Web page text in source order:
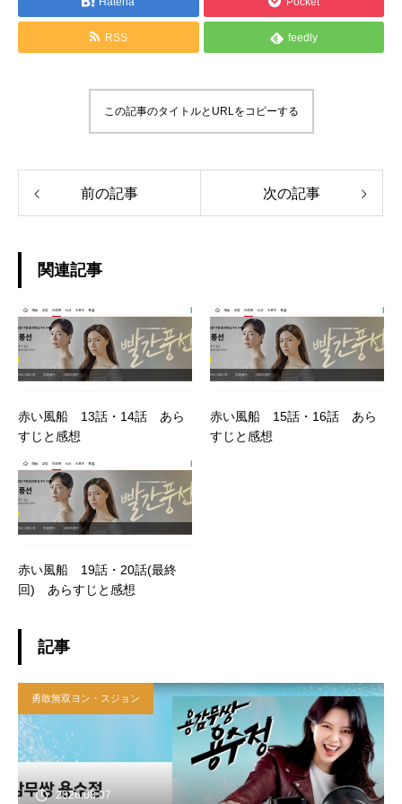
RSS feedly
この記事のタイトルとURLをコピーする
前の記事 次の記事
関連記事
赤い風船 13話・14話 あら
すじと感想
赤い風船 15話・16話 あら
すじと感想
赤い風船 19話・20話(最終
回) あらすじと感想
記事
勇敢無双ヨン・スジョン
2026.08.07